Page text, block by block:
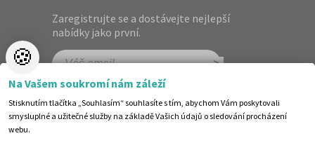
Zaregistrujte se a dostávejte nejlepší
nabídky jako první.
🍪
Na Vašem soukromí nám záleží
Stisknutím tlačítka „Souhlasím“ souhlasíte s tím, abychom Vám poskytovali
smysluplné a užitečné služby na základě Vašich údajů o sledování procházení
webu.